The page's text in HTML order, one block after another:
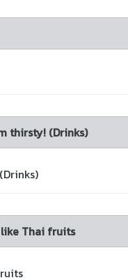
thirsty! (Drinks)
like Thai fruits